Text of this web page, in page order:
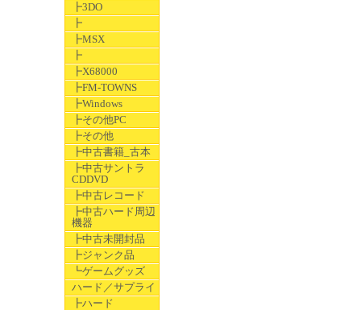
┣3DO
┣
┣MSX
┣
┣X68000
┣FM-TOWNS
┣Windows
┣その他PC
┣その他
┣中古書籍_古本
┣中古サントラ
CDDVD
┣中古レコード
┣中古ハード周辺
機器
┣中古未開封品
┣ジャンク品
┗ゲームグッズ
ハード／サプライ
┣ハード